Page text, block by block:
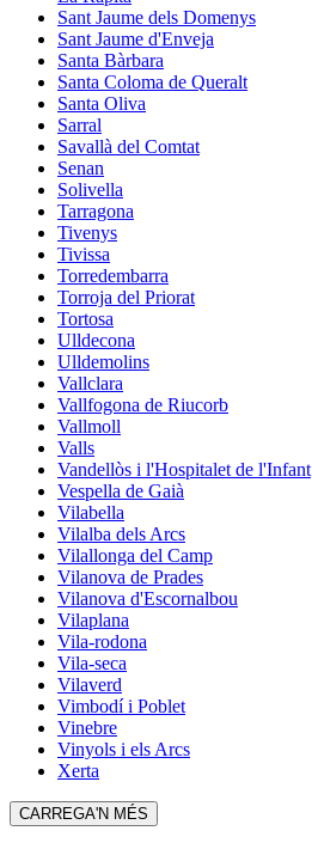
Sant Jaume dels Domenys
Sant Jaume d'Enveja
Santa Bàrbara
Santa Coloma de Queralt
Santa Oliva
Sarral
Savallà del Comtat
Senan
Solivella
Tarragona
Tivenys
Tivissa
Torredembarra
Torroja del Priorat
Tortosa
Ulldecona
Ulldemolins
Vallclara
Vallfogona de Riucorb
Vallmoll
Valls
Vandellòs i l'Hospitalet de l'Infant
Vespella de Gaià
Vilabella
Vilalba dels Arcs
Vilallonga del Camp
Vilanova de Prades
Vilanova d'Escornalbou
Vilaplana
Vila-rodona
Vila-seca
Vilaverd
Vimbodí i Poblet
Vinebre
Vinyols i els Arcs
Xerta
CARREGA'N MÉS